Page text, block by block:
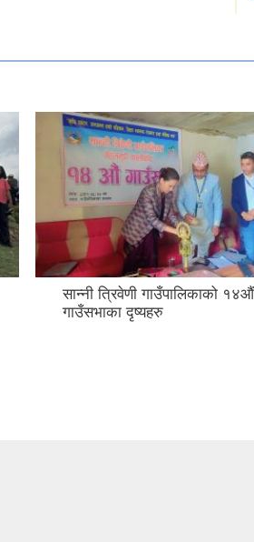
सान्नी त्रिवेणी गाउँपालिकाको १४औं
गाउँसभाका दृष्यहरु